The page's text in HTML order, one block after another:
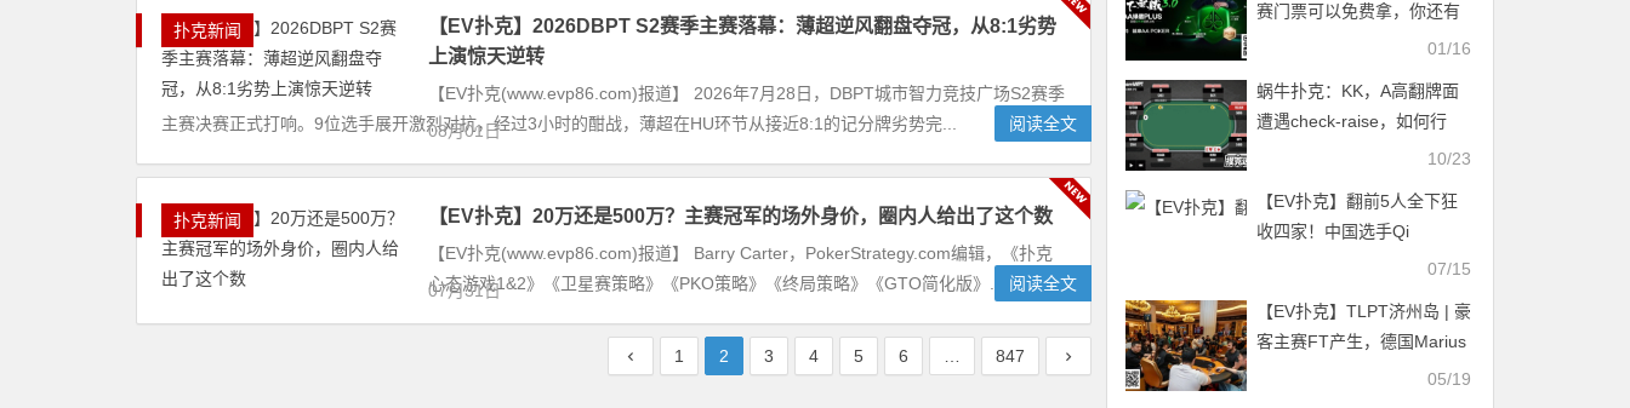
扑克新闻
【EV扑克】2026DBPT S2赛季主赛落幕：薄超逆风翻盘夺冠，从8:1劣势
上演惊天逆转
【EV扑克(www.evp86.com)报道】 2026年7月28日，DBPT城市智力竞技广场S2赛季
主赛决赛正式打响。9位选手展开激烈对抗，经过3小时的酣战，薄超在HU环节从接近8:1的记分牌劣势完...
08月01日 阅读全文
扑克新闻 【EV扑克】20万还是500万？主赛冠军的场外身价，圈内人给出了这个数
【EV扑克(www.evp86.com)报道】 Barry Carter，PokerStrategy.com编辑，《扑克
心态游戏1&2》《卫星赛策略》《PKO策略》《终局策略》《GTO简化版》...
07月31日 阅读全文
1 2 3 4 5 6 … 847
赛门票可以免费拿，你还有
01/16
蜗牛扑克：KK，A高翻牌面
遭遇check-raise，如何行
10/23
【EV扑克】翻前5人全下狂
收四家！中国选手Qi
Xiaokun斩获34,000刀全场
07/15
【EV扑克】TLPT济州岛 | 豪
客主赛FT产生，德国Marius
Gierse领先，Lin Huawei、
05/19